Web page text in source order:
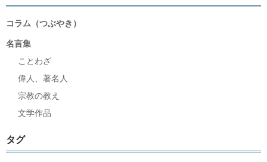
コラム（つぶやき）
名言集
ことわざ
偉人、著名人
宗教の教え
文学作品
タグ